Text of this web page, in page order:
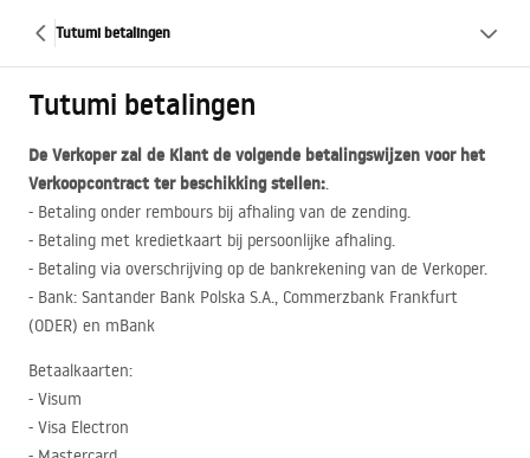
Tutumi betalingen
Tutumi betalingen
De Verkoper zal de Klant de volgende betalingswijzen voor het
Verkoopcontract ter beschikking stellen:.
- Betaling onder rembours bij afhaling van de zending.
- Betaling met kredietkaart bij persoonlijke afhaling.
- Betaling via overschrijving op de bankrekening van de Verkoper.
- Bank: Santander Bank Polska S.A., Commerzbank Frankfurt
(ODER) en mBank
Betaalkaarten:
- Visum
- Visa Electron